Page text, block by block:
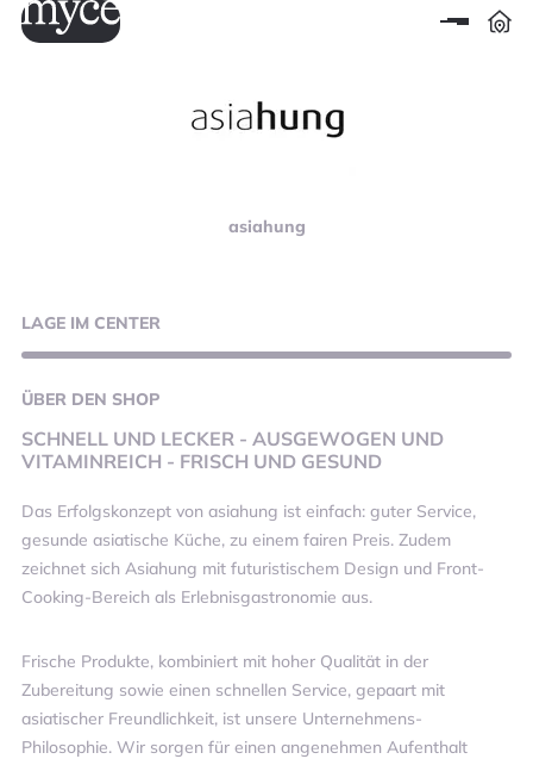
asiahung
LAGEIM CENTER
ÜBERDEN SHOP
SCHNELL UND LECKER - AUSGEWOGEN UND
VITAMINREICH - FRISCH UND GESUND
Das Erfolgskonzept von asiahung ist einfach: guter Service,
gesunde asiatische Küche, zu einem fairen Preis. Zudem
zeichnet sich Asiahung mit futuristischem Design und Front-
Cooking-Bereich als Erlebnisgastronomie aus.
Frische Produkte, kombiniert mit hoher Qualität in der
Zubereitung sowie einen schnellen Service, gepaart mit
asiatischer Freundlichkeit, ist unsere Unternehmens-
Philosophie. Wir sorgen für einen angenehmen Aufenthalt